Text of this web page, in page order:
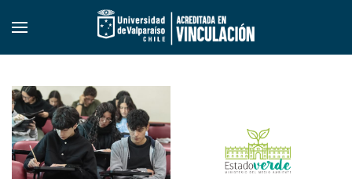
Skip to main content